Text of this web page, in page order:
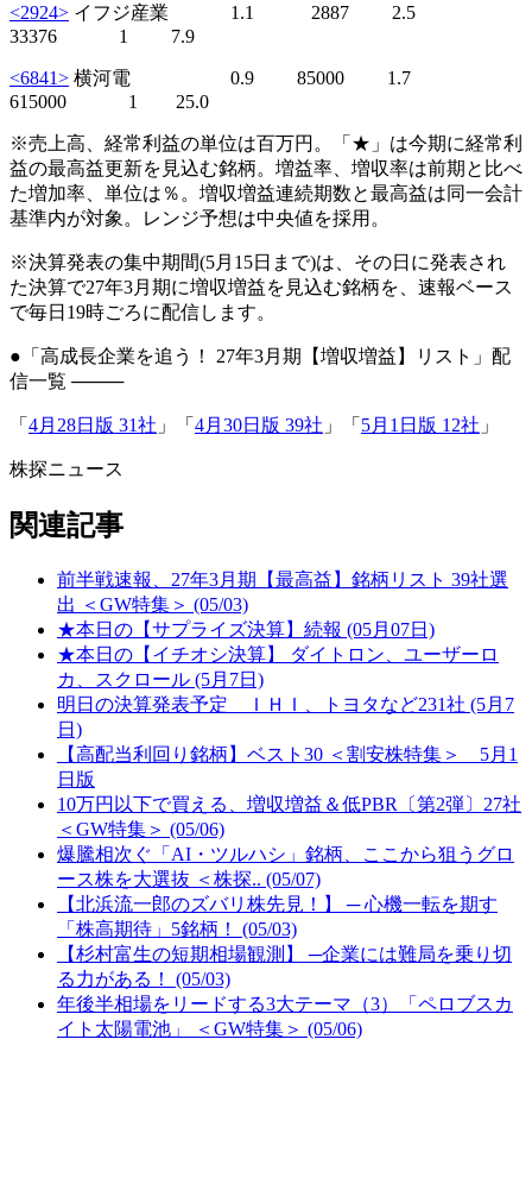
<2924> イフジ産業 1.1 2887 2.5
33376 1 7.9
<6841> 横河電 0.9 85000 1.7
615000 1 25.0
※売上高、経常利益の単位は百万円。「★」は今期に経常利
益の最高益更新を見込む銘柄。増益率、増収率は前期と比べ
た増加率、単位は％。増収増益連続期数と最高益は同一会計
基準内が対象。レンジ予想は中央値を採用。
※決算発表の集中期間(5月15日まで)は、その日に発表され
た決算で27年3月期に増収増益を見込む銘柄を、速報ベース
で毎日19時ごろに配信します。
●「高成長企業を追う！ 27年3月期【増収増益】リスト」配
信一覧 ────
「 4月28日版 31社 」「 4月30日版 39社 」「 5月1日版 12社 」
株探ニュース
関連記事
前半戦速報、27年3月期【最高益】銘柄リスト 39社選
出 ＜GW特集＞ (05/03)
★本日の【サプライズ決算】続報 (05月07日)
★本日の【イチオシ決算】 ダイトロン、ユーザーロ
カ、スクロール (5月7日)
明日の決算発表予定 ＩＨＩ、トヨタなど231社 (5月7
日)
【高配当利回り銘柄】ベスト30 ＜割安株特集＞ 5月1
日版
10万円以下で買える、増収増益＆低PBR〔第2弾〕27社
＜GW特集＞ (05/06)
爆騰相次ぐ「AI・ツルハシ」銘柄、ここから狙うグロ
ース株を大選抜 ＜株探.. (05/07)
【北浜流一郎のズバリ株先見！】 ─ 心機一転を期す
「株高期待」5銘柄！ (05/03)
【杉村富生の短期相場観測】 ─企業には難局を乗り切
る力がある！ (05/03)
年後半相場をリードする3大テーマ（3）「ペロブスカ
イト太陽電池」 ＜GW特集＞ (05/06)